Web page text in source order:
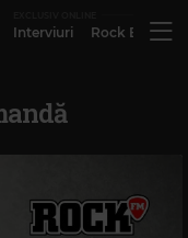
Interviuri Rock